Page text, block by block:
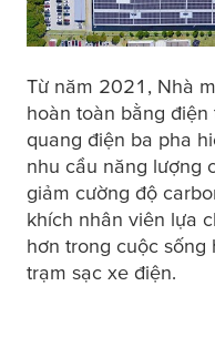
Từ năm 2021, Nhà
hoàn toàn bằng
quang điện ba pha
nhu cầu năng lượng
giảm cường độ
khích nhân viên lựa
hơn trong cuộc sống
trạm sạc xe điện.